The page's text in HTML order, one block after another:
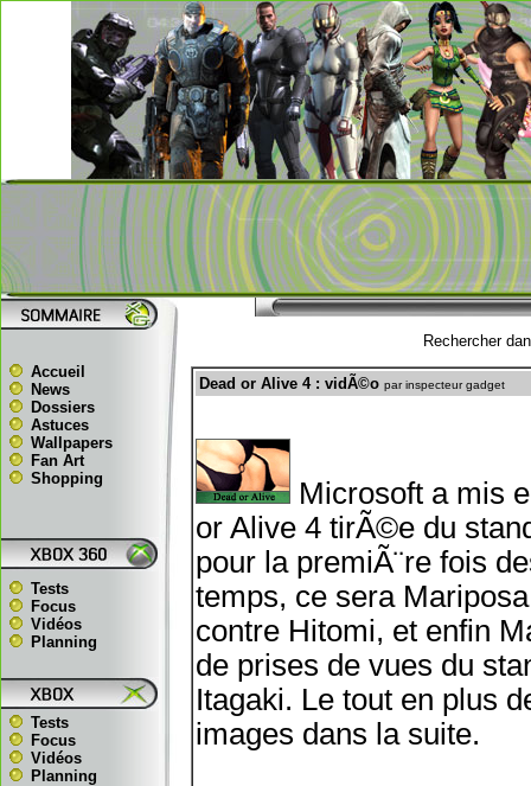
Accueil
News
Dossiers
Astuces
Wallpapers
Fan Art
Shopping
Tests
Focus
Vidéos
Planning
Tests
Focus
Vidéos
Planning
Rechercher
Dead or Alive 4 : vidÃ©o par inspecteur gadget
Microsoft a mis
or Alive 4 tirÃ©e du
pour la premiÃ¨re fois
temps, ce sera
contre Hitomi, et enfin
de prises de vues du
Itagaki. Le tout en plus
images dans la suite.